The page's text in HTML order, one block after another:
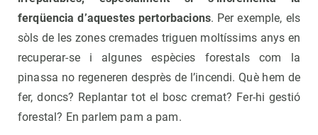
ferqüencia d’aquestes pertorbacions. Per exemple, els
sòls de les zones cremades triguen moltíssims anys en
recuperar-se i algunes espècies forestals com la
pinassa no regeneren desprès de l’incendi. Què hem de
fer, doncs? Replantar tot el bosc cremat? Fer-hi gestió
forestal? En parlem pam a pam.